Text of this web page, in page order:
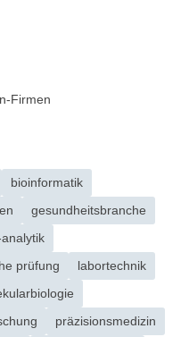
Firmen
bioinformatik
gesundheitsbranche
prüfung
labortechnik
präzisionsmedizin